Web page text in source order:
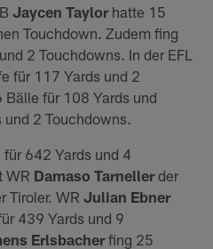
Jaycen Taylorhatte 15
Touchdown. Zudem fing
2 Touchdowns. In der EFL
für 117 Yards und 2
Bälle für 108 Yards und
2 Touchdowns.
642 Yards und 4
WR Damaso Tarnellerder
Tiroler. WRJulian Ebner
439 Yards und 9
Erlsbacherfing 25